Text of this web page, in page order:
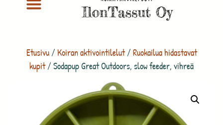
Etusivu/Koiran aktivointilelut/Ruokailua hidastavat
kupit/ Sodapup Great Outdoors, slow feeder, vihreä